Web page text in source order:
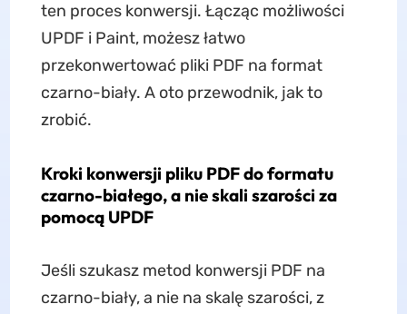
ten proces konwersji. Łącząc możliwości
UPDF i Paint, możesz łatwo
przekonwertować pliki PDF na format
czarno-biały. A oto przewodnik, jak to
zrobić.
Kroki konwersji pliku PDF do formatu
czarno-białego, a nie skali szarości za
pomocą UPDF
Jeśli szukasz metod konwersji PDF na
czarno-biały, a nie na skalę szarości, z